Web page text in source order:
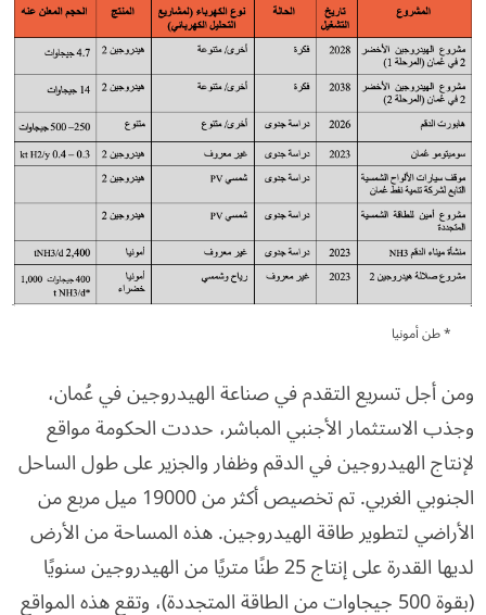
* طن أمونيا
ومن أجل تسريع التقدم في صناعة الهيدروجين في عُمان،
وجذب الاستثمار الأجنبي المباشر، حددت الحكومة مواقع
لإنتاج الهيدروجين في الدقم وظفار والجزير على طول الساحل
الجنوبي الغربي. تم تخصيص أكثر من 19000 ميل مربع من
الأراضي لتطوير طاقة الهيدروجين. هذه المساحة من الأرض
لديها القدرة على إنتاج 25 طنًا متريًا من الهيدروجين سنويًا
(بقوة 500 جيجاوات من الطاقة المتجددة)، وتقع هذه المواقع